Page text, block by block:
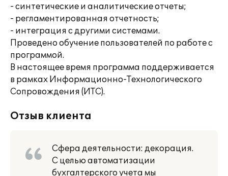
- синтетические и аналитические отчеты;
- регламентированная отчетность;
- интеграция с другими системами.
Проведено обучение пользователей по работе с
программой.
В настоящее время программа поддерживается
в рамках Информационно-Технологического
Сопровождения (ИТС).
Отзыв клиента
Сфера деятельности: декорация.
С целью автоматизации
бухгалтерского учета мы